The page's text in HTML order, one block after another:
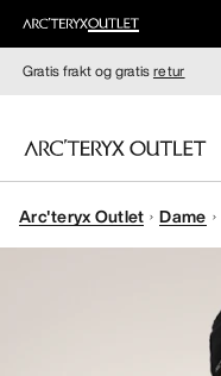
Gratis frakt og gratisretur
DAMER
Arc'teryx Outlet Dame